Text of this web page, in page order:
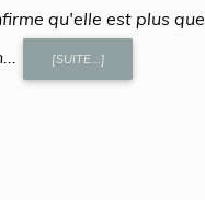
qu'elle est plus que
[SUITE...]